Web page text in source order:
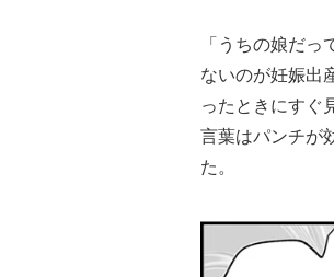
「うちの娘だ
ないのが妊娠出
ったときにすぐ
言葉はパンチが
た。